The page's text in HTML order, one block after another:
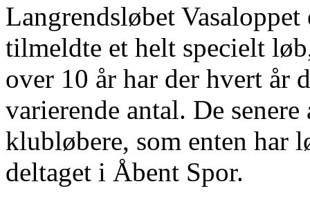
Langrendsløbet
tilmeldte et helt specielt
over 10 år har der hvert år
varierende antal. De
klubløbere, som enten har
deltaget i Åbent Spor.